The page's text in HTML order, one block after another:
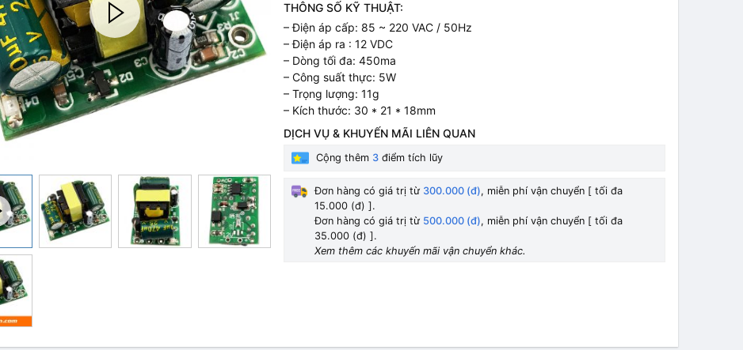
THÔNG SỐ KỸ THUẬT:
– Điện áp cấp: 85 ~ 220 VAC / 50Hz
– Điện áp ra : 12 VDC
– Dòng tối đa: 450ma
– Công suất thực: 5W
– Trọng lượng: 11g
– Kích thước: 30 * 21 * 18mm
DỊCH VỤ & KHUYẾN MÃI LIÊN QUAN
Cộng thêm 3 điểm tích lũy
Đơn hàng có giá trị từ 300.000 (đ), miễn phí vận chuyển [ tối đa
15.000 (đ) ].
Đơn hàng có giá trị từ 500.000 (đ), miễn phí vận chuyển [ tối đa
35.000 (đ) ].
Xem thêm các khuyến mãi vận chuyển khác.